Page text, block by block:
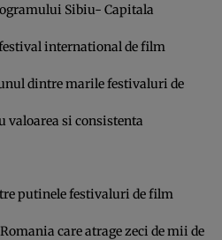
Sibiu- Capitala
international de film
dintre marile festivaluri de
valoarea si consistenta
putinele festivaluri de film
care atrage zeci de mii de